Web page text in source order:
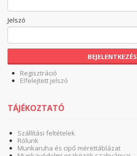
Jelszó
BEJELENTKEZÉS
Regisztráció
Elfelejtett jelszó
TÁJÉKOZTATÓ
Szállítási feltételek
Rólunk
Munkaruha és cipő mérettáblázat